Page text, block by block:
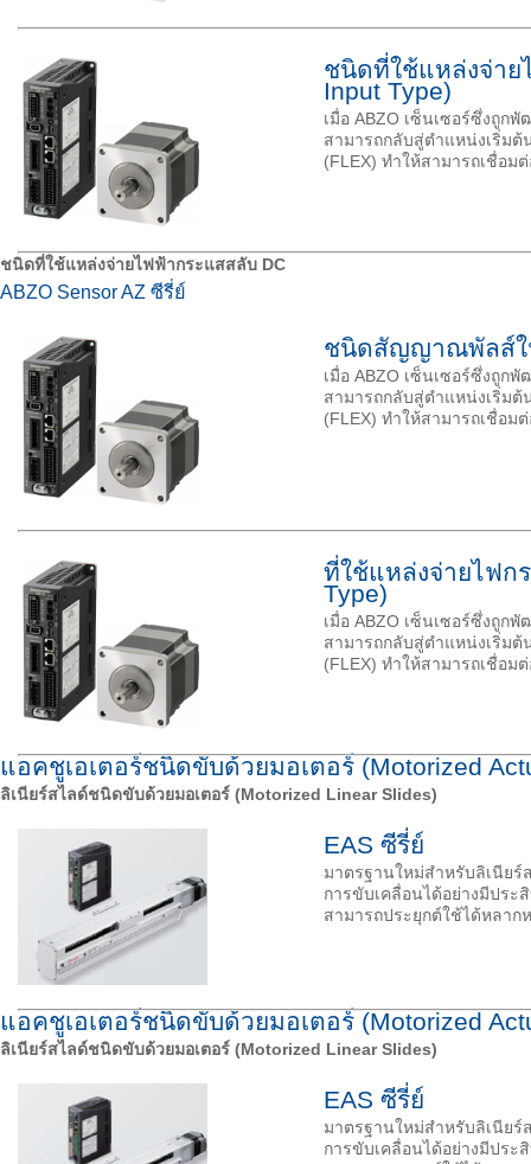
ชนิดที่ใช้แหล่งจ่า
Input Type)
เมื่อ ABZO เซ็นเซอร์ซึ่งถูก
สามารถกลับสู่ตำแหน่งเริ่มต้
(FLEX) ทำให้สามารถเชื่อม
ชนิดที่ใช้แหล่งจ่ายไฟฟ้ากระแสสลับ DC
ABZO Sensor AZ ซีรี่ย์
ชนิดสัญญาณพัลส์ใน
เมื่อ ABZO เซ็นเซอร์ซึ่งถูก
สามารถกลับสู่ตำแหน่งเริ่มต้
(FLEX) ทำให้สามารถเชื่อม
ที่ใช้แหล่งจ่ายไฟก
Type)
เมื่อ ABZO เซ็นเซอร์ซึ่งถูก
สามารถกลับสู่ตำแหน่งเริ่มต้
(FLEX) ทำให้สามารถเชื่อม
แอคชูเอเตอร์ชนิดขับด้วยมอเตอร์ (Motorized
ลิเนียร์สไลด์ชนิดขับด้วยมอเตอร์ (Motorized Linear Slides)
EAS ซีรี่ย์
มาตรฐานใหม่สำหรับลิเนีย
การขับเคลื่อนได้อย่างมีประ
สามารถประยุกต์ใช้ได้หลาก
แอคชูเอเตอร์ชนิดขับด้วยมอเตอร์ (Motorized
ลิเนียร์สไลด์ชนิดขับด้วยมอเตอร์ (Motorized Linear Slides)
EAS ซีรี่ย์
มาตรฐานใหม่สำหรับลิเนีย
การขับเคลื่อนได้อย่างมีประ